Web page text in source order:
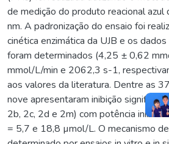
de medição do produto reacional
nm. A padronização do ensaio foi
cinética enzimática da UJB e os
foram determinados (4,25 ± 0,62
mmol/L/min e 2062,3 s-1,
aos valores da literatura. Dentre as
nove apresentaram inibição
2b, 2c, 2d e 2m) com potência
= 5,7 e 18,8 µmol/L. O mecanismo